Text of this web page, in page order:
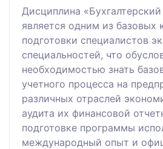
Дисциплина
является одним из базовых
подготовки специалистов
специальностей, что
необходимостью знать
учетного процесса на
различных отраслей
аудита их финансовой
подготовке программы
международный опыт и